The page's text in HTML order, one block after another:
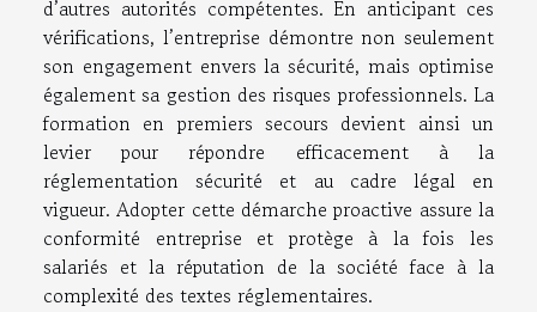
d’autres autorités compétentes. En anticipant ces
vérifications, l’entreprise démontre non seulement
son engagement envers la sécurité, mais optimise
également sa gestion des risques professionnels. La
formation en premiers secours devient ainsi un
levier pour répondre efficacement à la
réglementation sécurité et au cadre légal en
vigueur. Adopter cette démarche proactive assure la
conformité entreprise et protège à la fois les
salariés et la réputation de la société face à la
complexité des textes réglementaires.